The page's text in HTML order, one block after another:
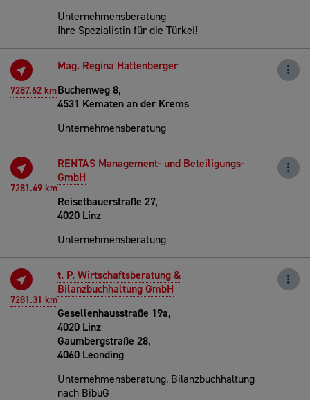
Unternehmensberatung
Ihre Spezialistin für die Türkei!
7287.62 km
Mag. Regina Hattenberger
Buchenweg 8,
4531 Kematen an der Krems
Unternehmensberatung
7281.49 km
RENTAS Management- und Beteiligungs-
GmbH
Reisetbauerstraße 27,
4020 Linz
Unternehmensberatung
7281.31 km
t. P. Wirtschaftsberatung &
Bilanzbuchhaltung GmbH
Gesellenhausstraße 19a,
4020 Linz
Gaumbergstraße 28,
4060 Leonding
Unternehmensberatung, Bilanzbuchhaltung
nach BibuG